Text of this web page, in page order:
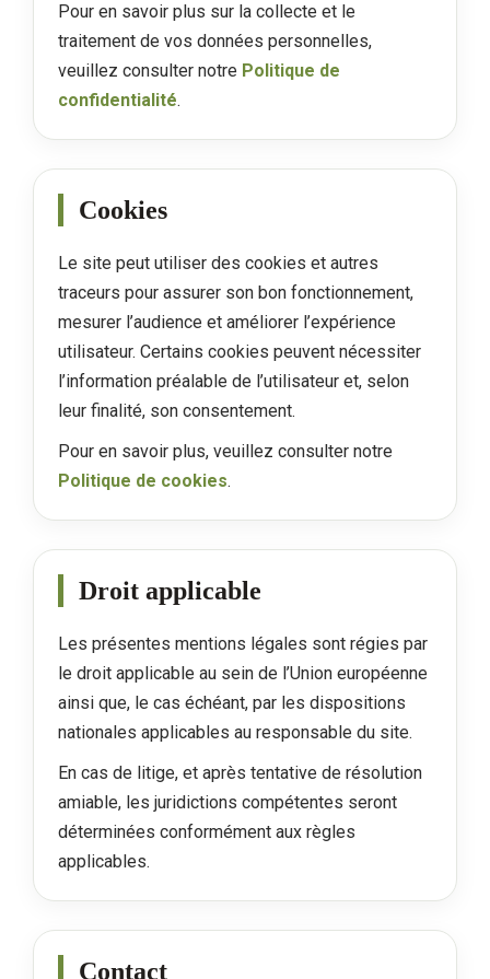
Pour en savoir plus sur la collecte et le
traitement de vos données personnelles,
veuillez consulter notre Politique de
confidentialité.
Cookies
Le site peut utiliser des cookies et autres
traceurs pour assurer son bon fonctionnement,
mesurer l’audience et améliorer l’expérience
utilisateur. Certains cookies peuvent nécessiter
l’information préalable de l’utilisateur et, selon
leur finalité, son consentement.
Pour en savoir plus, veuillez consulter notre
Politique de cookies.
Droit applicable
Les présentes mentions légales sont régies par
le droit applicable au sein de l’Union européenne
ainsi que, le cas échéant, par les dispositions
nationales applicables au responsable du site.
En cas de litige, et après tentative de résolution
amiable, les juridictions compétentes seront
déterminées conformément aux règles
applicables.
Contact